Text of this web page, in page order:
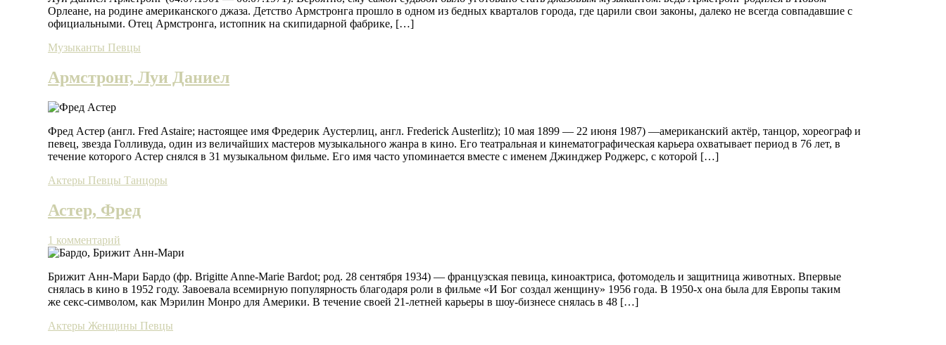
Орлеане, на родине американского джаза. Детство Армстронгa прошло в одном из бедных кварталов города, где царили свои законы, далеко не всегда совпадавшие с
официальными. Отец Армстронга, истопник на скипидарной фабрике, […]
Музыканты Певцы
Армстронг, Луи Даниел
Фред Астер (англ. Fred Astaire; настоящее имя Фредерик Аустерлиц, англ. Frederick Austerlitz); 10 мая 1899 — 22 июня 1987) —американский актёр, танцор, хореограф и
певец, звезда Голливуда, один из величайших мастеров музыкального жанра в кино. Его театральная и кинематографическая карьера охватывает период в 76 лет, в
течение которого Астер снялся в 31 музыкальном фильме. Его имя часто упоминается вместе с именем Джинджер Роджерс, с которой […]
Актеры Певцы Танцоры
Астер, Фред
1 комментарий
Брижит Анн-Мари Бардо (фр. Brigitte Anne-Marie Bardot; род. 28 сентября 1934) — французская певица, киноактриса, фотомодель и защитница животных. Впервые
снялась в кино в 1952 году. Завоевала всемирную популярность благодаря роли в фильме «И Бог создал женщину» 1956 года. В 1950-х она была для Европы таким
же секс-символом, как Мэрилин Монро для Америки. В течение своей 21-летней карьеры в шоу-бизнесе снялась в 48 […]
Актеры Женщины Певцы